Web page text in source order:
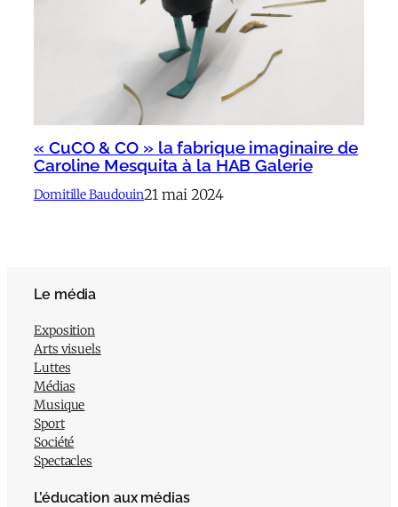
« CuCO & CO » la fabrique imaginaire de
Caroline Mesquita à la HAB Galerie
Domitille Baudouin21 mai 2024
Le média
Exposition
Arts visuels
Luttes
Médias
Musique
Sport
Société
Spectacles
L’éducation aux médias